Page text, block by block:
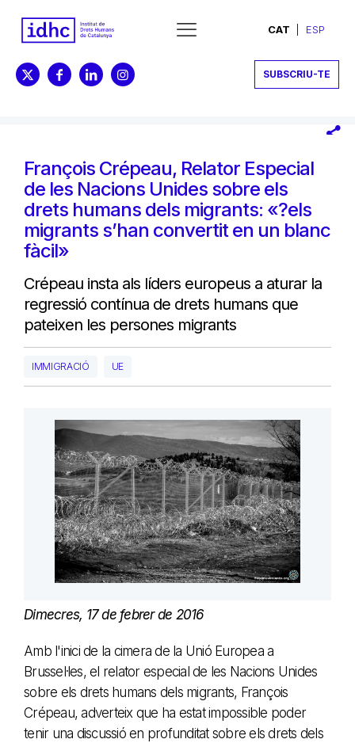
CAT ESP
SUBSCRIU-TE
François Crépeau, Relator Especial
de les Nacions Unides sobre els
drets humans dels migrants: «?els
migrants s’han convertit en un blanc
fàcil»
Crépeau insta als líders europeus a aturar la
regressió contínua de drets humans que
pateixen les persones migrants
IMMIGRACIÓ UE
Dimecres, 17 de febrer de 2016
Amb l'inici de la cimera de la Unió Europea a
Brussel·les, el relator especial de les Nacions Unides
sobre els drets humans dels migrants, François
Crépeau, adverteix que ha estat impossible poder
tenir una discussió en profunditat sobre els drets dels